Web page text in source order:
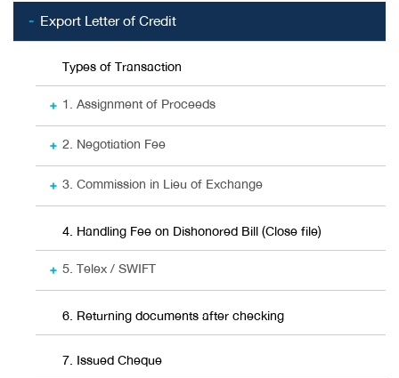
Export Letter of Credit
Types of Transaction
1. Assignment of Proceeds
2. Negotiation Fee
3. Commission in Lieu of Exchange
4. Handling Fee on Dishonored Bill (Close file)
5. Telex / SWIFT
6. Returning documents after checking
7. Issued Cheque